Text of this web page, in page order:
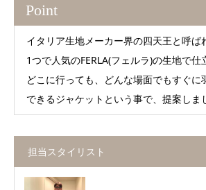
Point
イタリア生地メーカー界の四天王と呼ば
1つで人気のFERLA(フェルラ)の生地で仕
どこに行っても、どんな場面でもすぐに
できるジャケットという事で、提案しま
担当スタイリスト